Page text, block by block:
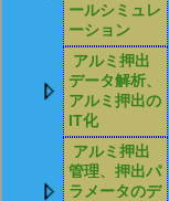
ールシミュレ
ーション
アルミ押出
データ解析、
アルミ押出の
IT化
アルミ押出
管理、押出パ
ラメータのデ